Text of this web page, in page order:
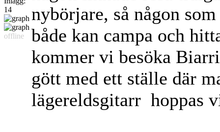
14
offline
nybörjare, så någon
både kan campa och
kommer vi besöka
gött med ett ställe där
lägereldsgitarr hoppas